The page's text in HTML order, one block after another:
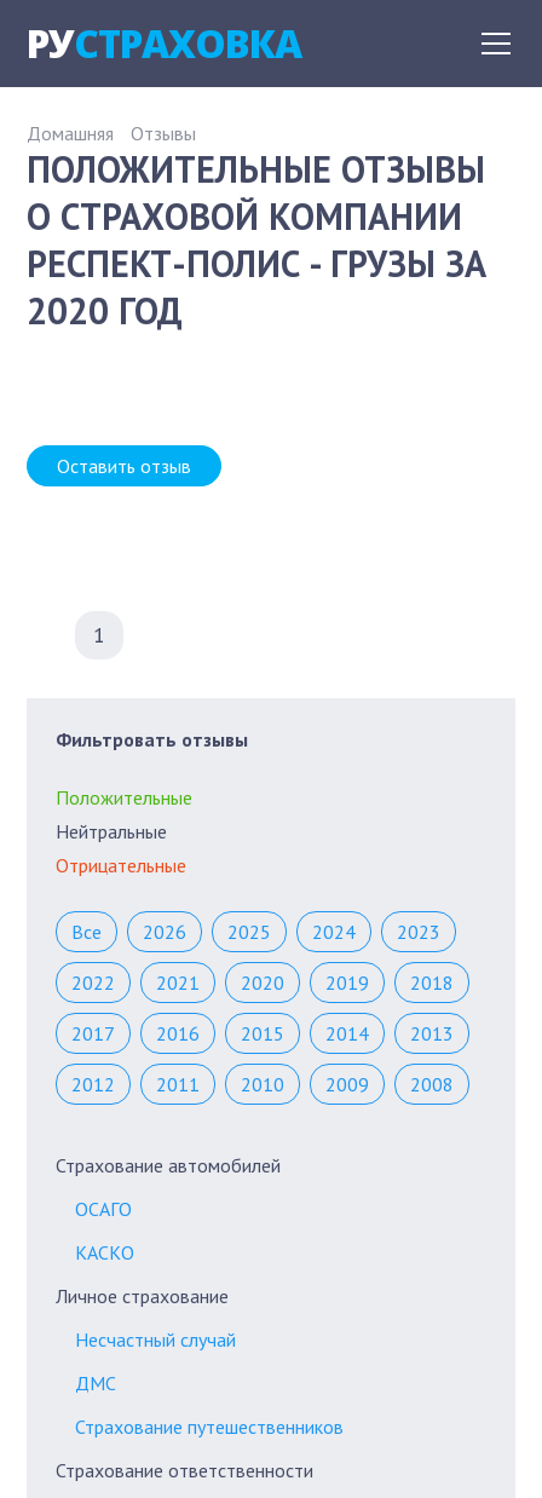
РУСТРАХОВКА
Домашняя Отзывы
ПОЛОЖИТЕЛЬНЫЕ ОТЗЫВЫ
О СТРАХОВОЙ КОМПАНИИ
РЕСПЕКТ-ПОЛИС - ГРУЗЫ ЗА
2020 ГОД
Оставить отзыв
1
Фильтровать отзывы
Положительные
Нейтральные
Отрицательные
Все 2026 2025 2024 2023
2022 2021 2020 2019 2018
2017 2016 2015 2014 2013
2012 2011 2010 2009 2008
Страхование автомобилей
ОСАГО
КАСКО
Личное страхование
Несчастный случай
ДМС
Страхование путешественников
Страхование ответственности